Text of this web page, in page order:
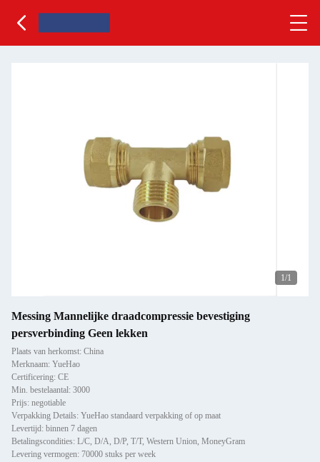
1/1
Messing Mannelijke draadcompressie bevestiging
persverbinding Geen lekken
Plaats van herkomst: China
Merknaam: YueHao
Certificering: CE
Min. bestelaantal: 3000
Prijs: negotiable
Verpakking Details: YueHao standaard verpakking of op maat
Levertijd: binnen 7 dagen
Betalingscondities: L/C, D/A, D/P, T/T, Western Union, MoneyGram
Levering vermogen: 70000 stuks per week